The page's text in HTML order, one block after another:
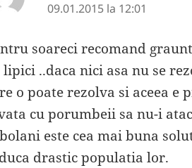
09.01.2015 la 12:01
soareci recomand
lipici ..daca nici asa nu se
o poate rezolva si aceea e
cu porumbeii sa nu-i
este cea mai buna
drastic populatia lor.